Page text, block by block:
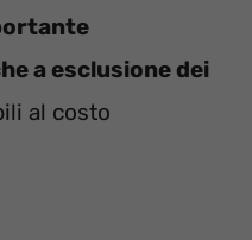
a esclusione dei
al costo